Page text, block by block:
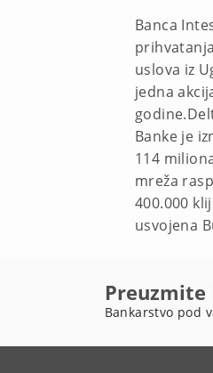
Banca
uslova iz
jedna
Banke je
114
mreža
400.000
usvojena
Preuzmite
Bankarstvo pod